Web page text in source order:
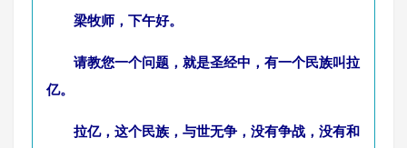
梁牧师，下午好。
请教您一个问题，就是圣经中，有一个民族叫拉
亿。
拉亿，这个民族，与世无争，没有争战，没有和